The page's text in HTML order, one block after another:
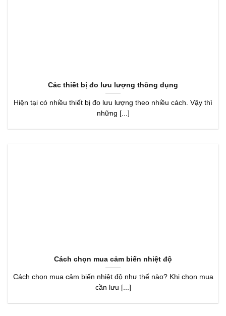
Các thiết bị đo lưu lượng thông dụng
Hiện tại có nhiều thiết bị đo lưu lượng theo nhiều cách. Vậy thì
những [...]
Cách chọn mua cảm biến nhiệt độ
Cách chọn mua cảm biến nhiệt độ như thế nào? Khi chọn mua
cần lưu [...]